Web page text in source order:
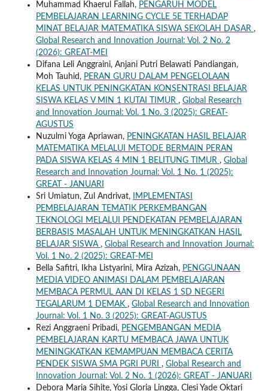
Muhammad Khaerul Fallah, PENGARUH MODEL
PEMBELAJARAN LEARNING CYCLE 5E TERHADAP
MINAT BELAJAR MATEMATIKA SISWA SEKOLAH DASAR ,
Global Research and Innovation Journal: Vol. 2 No. 2
(2026): GREAT-MEI
Difana Leli Anggraini, Anjani Putri Belawati Pandiangan,
Moh Tauhid, PERAN GURU DALAM PENGELOLAAN
KELAS UNTUK PENINGKATAN KONSENTRASI BELAJAR
SISWA KELAS V MIN 1 KUTAI TIMUR , Global Research
and Innovation Journal: Vol. 1 No. 3 (2025): GREAT-
AGUSTUS
Nuzulmi Yoga Apriawan, PENINGKATAN HASIL BELAJAR
MATEMATIKA MELALUI METODE BERMAIN PERAN
PADA SISWA KELAS 4 MIN 1 BELITUNG TIMUR , Global
Research and Innovation Journal: Vol. 1 No. 1 (2025):
GREAT - JANUARI
Sri Umiatun, Zul Andrivat,
IMPLEMENTASI
PEMBELAJARAN TEMATIK PERKEMBANGAN
TEKNOLOGI MELALUI PENDEKATAN PEMBELAJARAN
BERBASIS MASALAH UNTUK MENINGKATKAN HASIL
BELAJAR SISWA , Global Research and Innovation Journal:
Vol. 1 No. 2 (2025): GREAT-MEI
Bella Safitri, Ikha Listyarini, Mira Azizah, PENGGUNAAN
MEDIA VIDEO ANIMASI DALAM PEMBELAJARAN
MEMBACA PERMUL AAN DI KELAS 1 SD NEGERI
TEGALARUM 1 DEMAK , Global Research and Innovation
Journal: Vol. 1 No. 3 (2025): GREAT-AGUSTUS
Rezi Anggraeni Pribadi, PENGEMBANGAN MEDIA
PEMBELAJARAN KARTU MEMBACA JAWA UNTUK
MENINGKATKAN KEMAMPUAN MEMBACA CERITA
PENDEK SISWA SMA PGRI PURI , Global Research and
Innovation Journal: Vol. 2 No. 1 (2026): GREAT - JANUARI
Debora Maria Sihite, Yosi Gloria Lingga, Clesi Yade Oktari